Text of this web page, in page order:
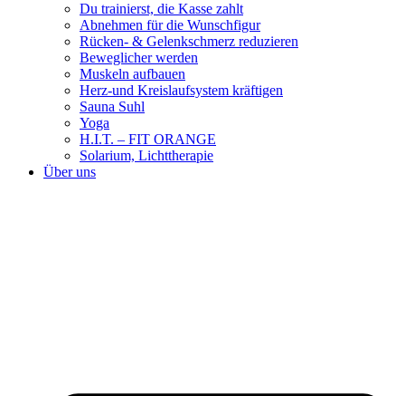
Du trainierst, die Kasse zahlt
Abnehmen für die Wunschfigur
Rücken- & Gelenkschmerz reduzieren
Beweglicher werden
Muskeln aufbauen
Herz-und Kreislaufsystem kräftigen
Sauna Suhl
Yoga
H.I.T. – FIT ORANGE
Solarium, Lichttherapie
Über uns